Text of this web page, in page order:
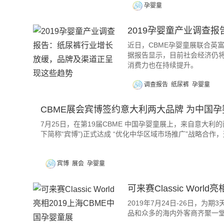
孕婴童
2019孕婴童产业调查报
近日，CBME孕婴童展联合英
据报告显示，目前社会经济仍
消费力也在持续提升。
调查报告 纸尿裤 孕婴童
CBME展会宾博签约意大利两大品牌 为中国
7月25日，在第19届CBME 中国孕婴童展上，来自意大利
下简称“宾博”)正式达成 “优化中华区域市场推广”战略合作
宾博 展会 孕婴童
可来赛Classic World亮
2019年7月24日-26日，为期3
品和众多的海内外客商齐聚一